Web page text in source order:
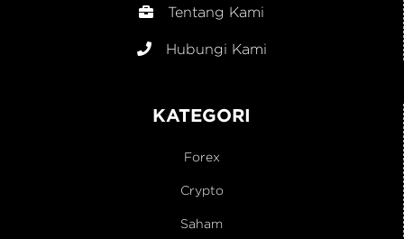
Tentang Kami
Hubungi Kami
KATEGORI
Forex
Crypto
Saham